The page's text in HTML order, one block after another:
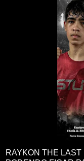
RAYKON THE LAST